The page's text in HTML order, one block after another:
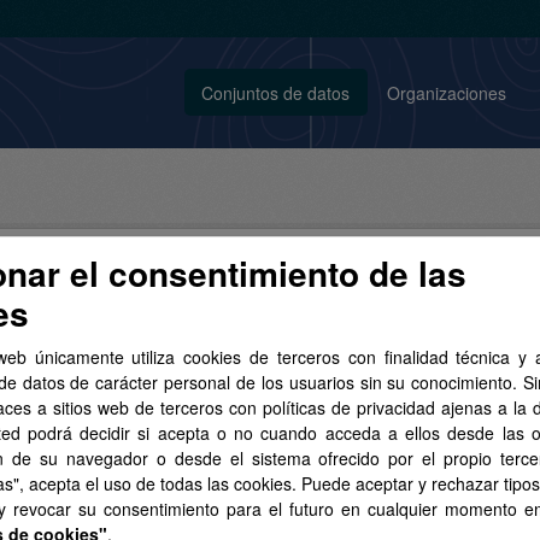
Conjuntos de datos Organizaciones
de datos encontrado
CSV SpatiaLite Etiquetas: cartografía
Licencias:
Legal del SITCAN
Grupos: Sector público Organizaciones:
el consentimiento de las
únicamente utiliza cookies de terceros con finalidad técnica y
datos de carácter personal de los usuarios sin su conocimiento.
a sitios web de terceros con políticas de privacidad ajenas a la
podrá decidir si acepta o no cuando acceda a ellos desde las
de su navegador o desde el sistema ofrecido por el propio
acepta el uso de todas las cookies. Puede aceptar y rechazar
revocar su consentimiento para el futuro en cualquier momento
de cookies".